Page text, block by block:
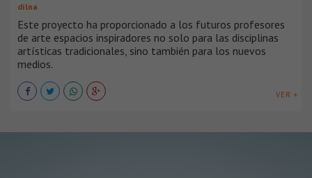
dílna
Este proyecto ha proporcionado a los futuros profesores
de arte espacios inspiradores no solo para las disciplinas
artísticas tradicionales, sino también para los nuevos
medios.
VER +